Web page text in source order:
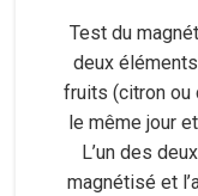
Test du
deux
fruits (citron ou
le même jour
L’un des
magnétisé et